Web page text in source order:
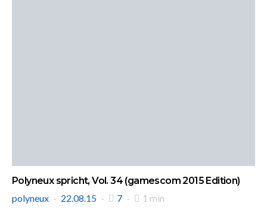
Polyneux spricht, Vol. 34 (gamescom 2015 Edition)
polyneux
22.08.15 7 1 min